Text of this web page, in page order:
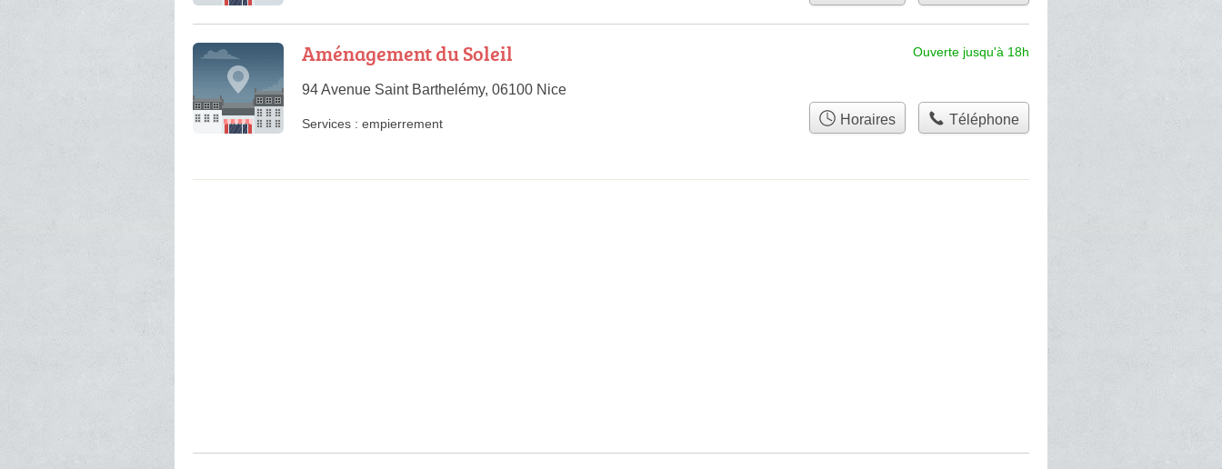
Aménagement du Soleil
94 Avenue Saint Barthelémy, 06100 Nice
Ouverte jusqu'à 18h
Services : empierrement Horaires Téléphone